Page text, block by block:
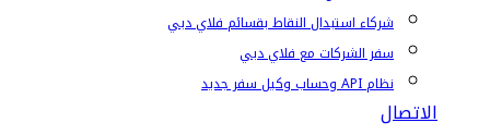
شركاء استبدال النقاط بقسائم فلاي دبي
سفر الشركات مع فلاي دبي
نظام API وحساب وكيل سفر جديد
الاتصال